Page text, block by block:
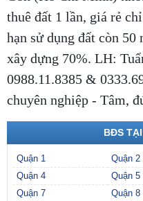
thuê đất 1 lần, giá rẻ
hạn sử dụng đất còn 50
xây dựng 70%. LH:
0988.11.8385 &
chuyên nghiệp - Tâm,
BĐS
Quận 1 Quận 2
Quận 4
Quận 5
Quận 7
Quận 8